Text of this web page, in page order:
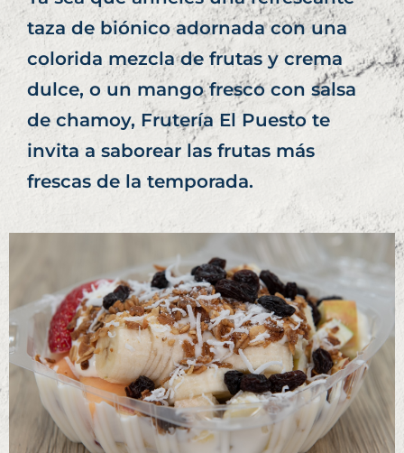
taza de biónico adornada con una
colorida mezcla de frutas y crema
dulce, o un mango fresco con salsa
de chamoy, Frutería El Puesto te
invita a saborear las frutas más
frescas de la temporada.